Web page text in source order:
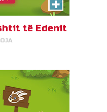
të Edenit
Gizmon të ndajë delet